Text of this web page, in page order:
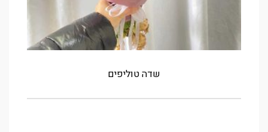
שדה טוליפים